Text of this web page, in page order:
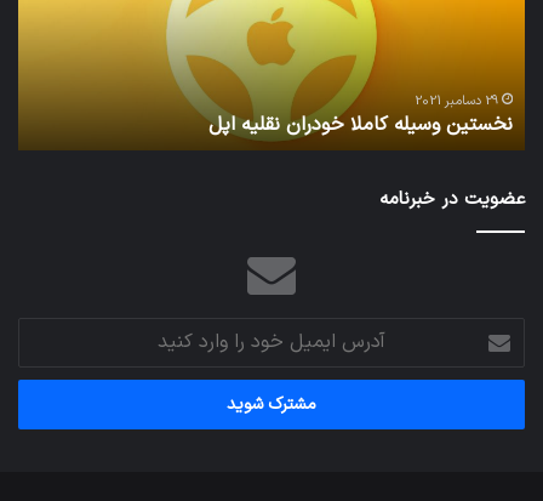
29 دسامبر 2021
نخستین وسیله کاملا خودران نقلیه اپل
عضویت در خبرنامه
آدرس
ایمیل
خود
وارد